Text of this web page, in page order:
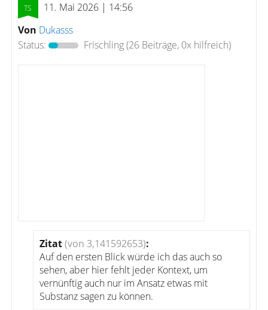
11. Mai 2026 | 14:56
Von Dukasss
Status:
Frischling(26 Beiträge, 0x hilfreich)
Zitat(von 3,141592653):
Auf den ersten Blick würde ich das auch so
sehen, aber hier fehlt jeder Kontext, um
vernünftig auch nur im Ansatz etwas mit
Substanz sagen zu können.